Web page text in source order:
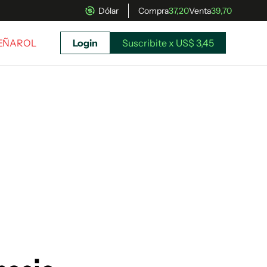
Dólar Compra37,20Venta39,70
Login Suscribite x US$ 3,45